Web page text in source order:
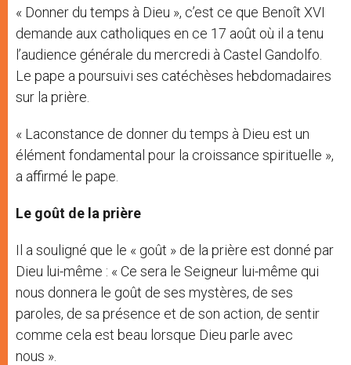
« Donner du temps à Dieu », c’est ce que Benoît XVI
demande aux catholiques en ce 17 août où il a tenu
l’audience générale du mercredi à Castel Gandolfo.
Le pape a poursuivi ses catéchèses hebdomadaires
sur la prière.
« Laconstance de donner du temps à Dieu est un
élément fondamental pour la croissance spirituelle »,
a affirmé le pape.
Le goût de la prière
Il a souligné que le « goût » de la prière est donné par
Dieu lui-même : « Ce sera le Seigneur lui-même qui
nous donnera le goût de ses mystères, de ses
paroles, de sa présence et de son action, de sentir
comme cela est beau lorsque Dieu parle avec
nous ».